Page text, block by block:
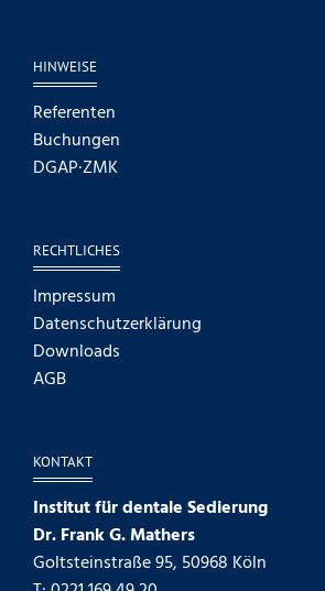
HINWEISE
Referenten
Buchungen
DGAP·ZMK
RECHTLICHES
Impressum
Datenschutzerklärung
Downloads
AGB
KONTAKT
Institut für dentale Sedierung
Dr. Frank G. Mathers
Goltsteinstraße 95, 50968 Köln